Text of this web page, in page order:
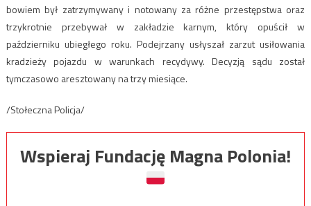
bowiem był zatrzymywany i notowany za różne przestępstwa oraz
trzykrotnie przebywał w zakładzie karnym, który opuścił w
październiku ubiegłego roku. Podejrzany usłyszał zarzut usiłowania
kradzieży pojazdu w warunkach recydywy. Decyzją sądu został
tymczasowo aresztowany na trzy miesiące.
/Stołeczna Policja/
Wspieraj Fundację Magna Polonia!